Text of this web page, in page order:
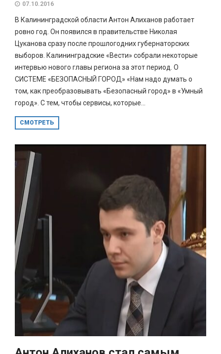
07.10.2016
В Калининградской области Антон Алиханов работает
ровно год. Он появился в правительстве Николая
Цуканова сразу после прошлогодних губернаторских
выборов. Калининградские «Вести» собрали некоторые
интервью нового главы региона за этот период. О
СИСТЕМЕ «БЕЗОПАСНЫЙ ГОРОД» «Нам надо думать о
том, как преобразовывать «Безопасный город» в «Умный
город». С тем, чтобы сервисы, которые...
СМОТРЕТЬ